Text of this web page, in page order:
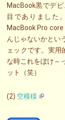
MacBook黒でデ
目でありました
MacBook Pro
んじゃないかとい
ェックです。実
な時これをぼけ～
ット（笑）
(2) 空模様